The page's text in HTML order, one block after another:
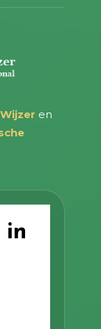
en
in